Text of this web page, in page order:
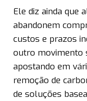
Ele diz ainda que
abandonem
custos e prazos
outro movimento
apostando em
remoção de
de soluções